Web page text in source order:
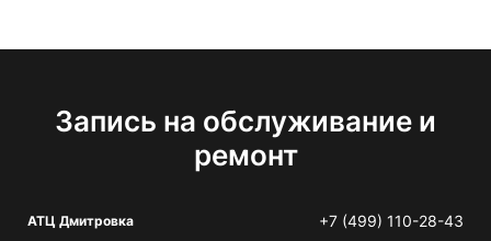
Запись на обслуживание и
ремонт
АТЦ Дмитровка +7 (499) 110-28-43